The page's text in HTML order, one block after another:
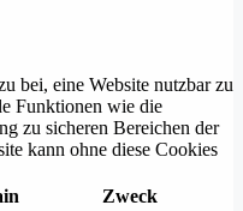
bei, eine Website nutzbar zu
Funktionen wie die
zu sicheren Bereichen der
kann ohne diese Cookies
Zweck